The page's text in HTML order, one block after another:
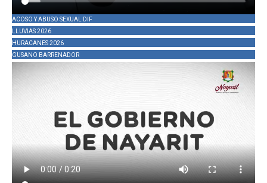
ACOSO Y ABUSO SEXUAL DIF
LLUVIAS 2026
HURACANES 2026
GUSANO BARRENADOR